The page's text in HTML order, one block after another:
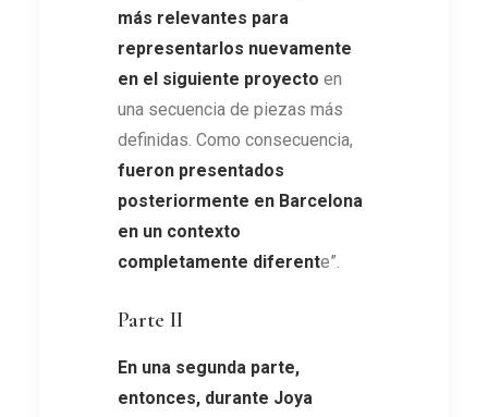
más relevantes para
representarlos nuevamente
en el siguiente proyecto en
una secuencia de piezas más
definidas. Como consecuencia,
fueron presentados
posteriormente en Barcelona
en un contexto
completamente diferente”.
Parte II
En una segunda parte,
entonces, durante Joya